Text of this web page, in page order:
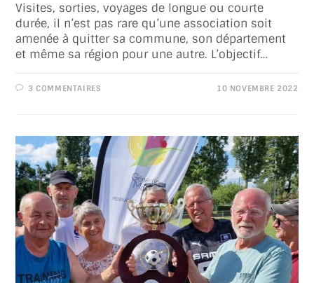
Visites, sorties, voyages de longue ou courte
durée, il n’est pas rare qu’une association soit
amenée à quitter sa commune, son département
et même sa région pour une autre. L’objectif…
3 COMMENTAIRES 10 NOVEMBRE 2022